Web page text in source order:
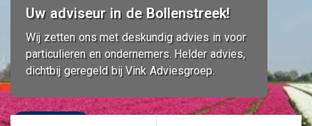
Uw adviseur in de Bollenstreek!
Wij zetten ons met deskundig advies in voor
particulieren en ondernemers. Helder advies,
dichtbij geregeld bij Vink Adviesgroep.